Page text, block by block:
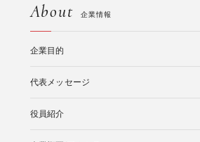
About 企業情報
企業目的
代表メッセージ
役員紹介